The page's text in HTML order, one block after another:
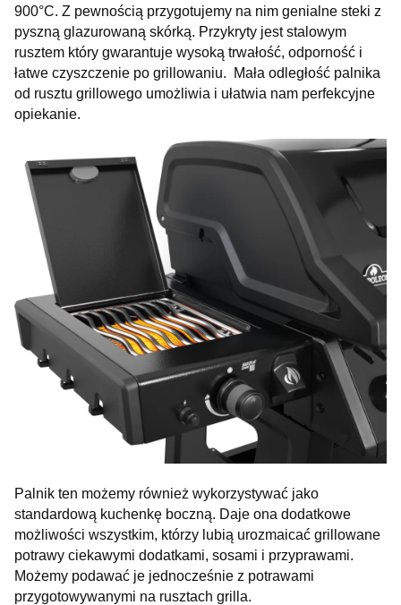
900°C. Z pewnością przygotujemy na nim genialne steki z
pyszną glazurowaną skórką. Przykryty jest stalowym
rusztem który gwarantuje wysoką trwałość, odporność i
łatwe czyszczenie po grillowaniu. Mała odległość palnika
od rusztu grillowego umożliwia i ułatwia nam perfekcyjne
opiekanie.
Palnik ten możemy również wykorzystywać jako
standardową kuchenkę boczną. Daje ona dodatkowe
możliwości wszystkim, którzy lubią urozmaicać grillowane
potrawy ciekawymi dodatkami, sosami i przyprawami.
Możemy podawać je jednocześnie z potrawami
przygotowywanymi na rusztach grilla.